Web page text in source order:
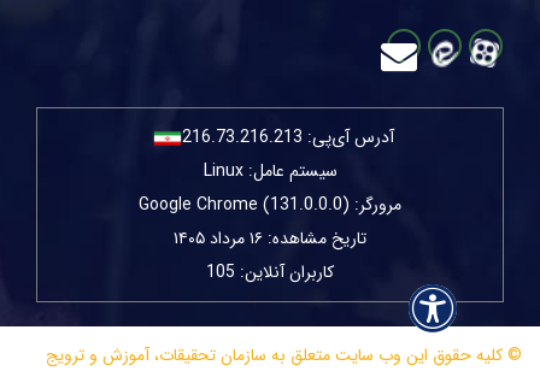
آدرس آی‌پی: 216.73.216.213
سیستم عامل: Linux
مرورگر: Google Chrome (131.0.0.0)
تاریخ مشاهده: ۱۶ مرداد ۱۴۰۵
کاربران آنلاین: 105
© کلیه حقوق این وب سایت متعلق به سازمان تحقیقات، آموزش و ترویج